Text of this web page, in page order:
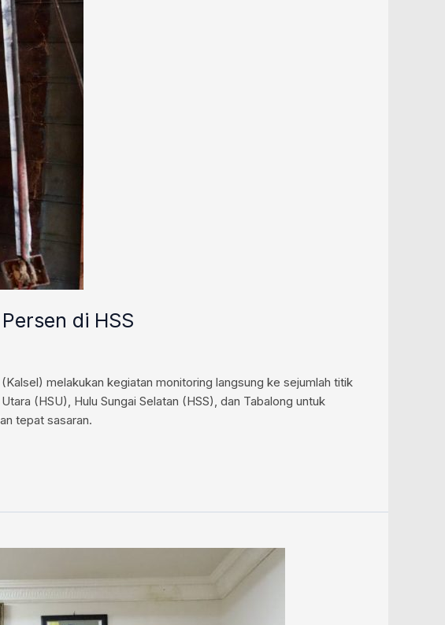
di HSS
melakukan kegiatan monitoring langsung ke sejumlah titik
(HSU), Hulu Sungai Selatan (HSS), dan Tabalong untuk
tepat sasaran.